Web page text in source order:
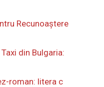
Recunoaștere
din Bulgaria:
roman: litera c